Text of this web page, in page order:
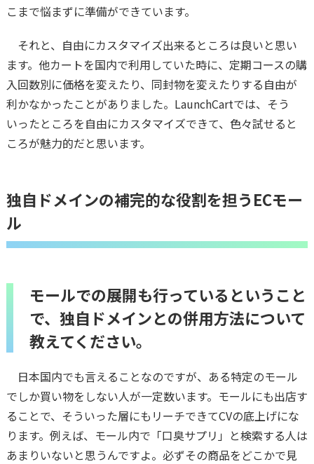
こまで悩まずに準備ができています。
それと、自由にカスタマイズ出来るところは良いと思い
ます。他カートを国内で利用していた時に、定期コースの購
入回数別に価格を変えたり、同封物を変えたりする自由が
利かなかったことがありました。LaunchCartでは、そう
いったところを自由にカスタマイズできて、色々試せると
ころが魅力的だと思います。
独自ドメインの補完的な役割を担うECモー
ル
モールでの展開も行っているということ
で、独自ドメインとの併用方法について
教えてください。
日本国内でも言えることなのですが、ある特定のモール
でしか買い物をしない人が一定数います。モールにも出店す
ることで、そういった層にもリーチできてCVの底上げにな
ります。例えば、モール内で「口臭サプリ」と検索する人は
あまりいないと思うんですよ。必ずその商品をどこかで見